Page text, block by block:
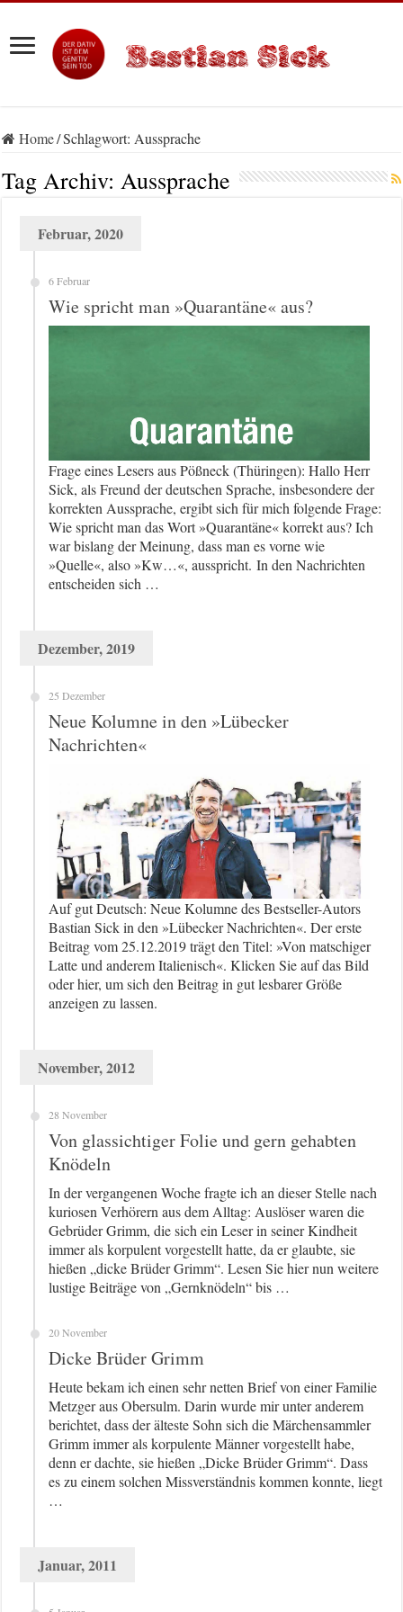
Home/Schlagwort:Aussprache
Tag Archiv:Aussprache
Februar, 2020
6 Februar
Wie spricht man »Quarantäne« aus?
Frage eines Lesers aus Pößneck (Thüringen): Hallo Herr
Sick, als Freund der deutschen Sprache, insbesondere der
korrekten Aussprache, ergibt sich für mich folgende Frage:
Wie spricht man das Wort »Quarantäne« korrekt aus? Ich
war bislang der Meinung, dass man es vorne wie
»Quelle«, also »Kw…«, ausspricht. In den Nachrichten
entscheiden sich …
Dezember, 2019
25 Dezember
Neue Kolumne in den »Lübecker
Nachrichten«
Auf gut Deutsch: Neue Kolumne des Bestseller-Autors
Bastian Sick in den »Lübecker Nachrichten«. Der erste
Beitrag vom 25.12.2019 trägt den Titel: »Von matschiger
Latte und anderem Italienisch«. Klicken Sie auf das Bild
oder hier, um sich den Beitrag in gut lesbarer Größe
anzeigen zu lassen.
November, 2012
28 November
Von glassichtiger Folie und gern gehabten
Knödeln
In der vergangenen Woche fragte ich an dieser Stelle nach
kuriosen Verhörern aus dem Alltag: Auslöser waren die
Gebrüder Grimm, die sich ein Leser in seiner Kindheit
immer als korpulent vorgestellt hatte, da er glaubte, sie
hießen „dicke Brüder Grimm“. Lesen Sie hier nun weitere
lustige Beiträge von „Gernknödeln“ bis …
20 November
Dicke Brüder Grimm
Heute bekam ich einen sehr netten Brief von einer Familie
Metzger aus Obersulm. Darin wurde mir unter anderem
berichtet, dass der älteste Sohn sich die Märchensammler
Grimm immer als korpulente Männer vorgestellt habe,
denn er dachte, sie hießen „Dicke Brüder Grimm“. Dass
es zu einem solchen Missverständnis kommen konnte, liegt
…
Januar, 2011